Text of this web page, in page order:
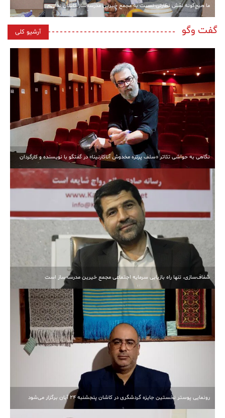
ما هیچ‌گونه نقش نظارتی نسبت به مجمع خیرین مدرسه‌ساز کاشان نداریم
گفت وگو آرشیو کلی
نگاهی به حواشی تئاتر «سلف پرتره مخدوش آناکارنینا» در گفتگو با نویسنده و کارگردان
شفاف‌سازی، تنها راه بازیابی سرمایه اجتماعی مجمع خیرین مدرسه‌ساز است
رونمایی پوستر نخستین جایزه گردشگری در کاشان پنجشنبه 24 آبان برگزار می‌شود